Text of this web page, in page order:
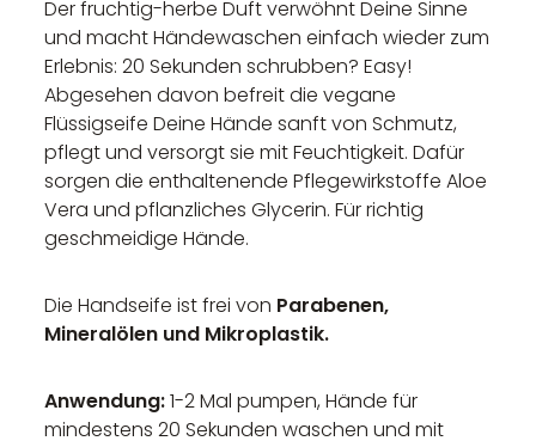
Der fruchtig-herbe Duft verwöhnt Deine Sinne
und macht Händewaschen einfach wieder zum
Erlebnis: 20 Sekunden schrubben? Easy!
Abgesehen davon befreit die vegane
Flüssigseife Deine Hände sanft von Schmutz,
pflegt und versorgt sie mit Feuchtigkeit. Dafür
sorgen die enthaltenende Pflegewirkstoffe Aloe
Vera und pflanzliches Glycerin. Für richtig
geschmeidige Hände.
Die Handseife ist frei von Parabenen,
Mineralölen und Mikroplastik.
Anwendung:1-2 Mal pumpen, Hände für
mindestens 20 Sekunden waschen und mit